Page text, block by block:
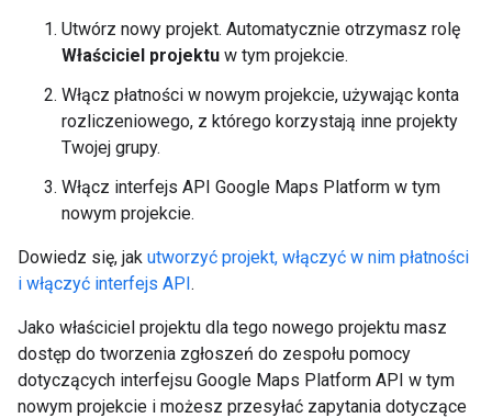
Utwórz nowy projekt. Automatycznie otrzymasz rolę
Właściciel projektu w tym projekcie.
Włącz płatności w nowym projekcie, używając konta
rozliczeniowego, z którego korzystają inne projekty
Twojej grupy.
Włącz interfejs API Google Maps Platform w tym
nowym projekcie.
Dowiedz się, jak utworzyć projekt, włączyć w nim płatności
i włączyć interfejs API.
Jako właściciel projektu dla tego nowego projektu masz
dostęp do tworzenia zgłoszeń do zespołu pomocy
dotyczących interfejsu Google Maps Platform API w tym
nowym projekcie i możesz przesyłać zapytania dotyczące